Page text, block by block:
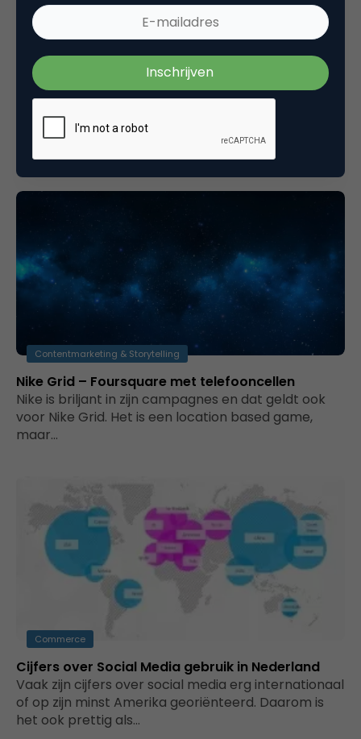
Contentmarketing & Storytelling
Is jouw merk al uitgekotst?
Vroeger was de enige plek waar mensen in een
grote groep je merk aan de schandpaal konden
Contentmarketing & Storytelling
Nike Grid – Foursquare met telefooncellen
Nike is briljant in zijn campagnes en dat geldt ook
voor Nike Grid. Het is een location based game,
maar…
Commerce
Cijfers over Social Media gebruik in Nederland
Vaak zijn cijfers over social media erg internationaal
of op zijn minst Amerika georiënteerd. Daarom is
het ook prettig als…